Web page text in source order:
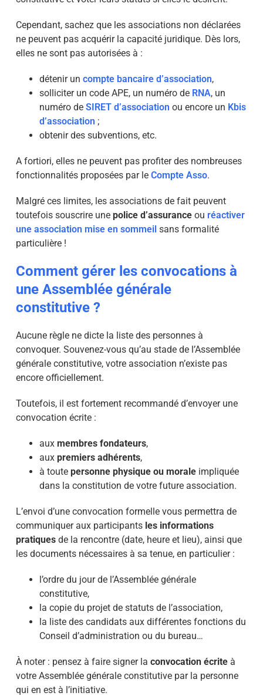
Cependant, sachez que les associations non déclarées
ne peuvent pas acquérir la capacité juridique. Dès lors,
elles ne sont pas autorisées à :
détenir un compte bancaire d’association,
solliciter un code APE, un numéro de RNA, un
numéro de SIRET d’association ou encore un Kbis
d’association ;
obtenir des subventions, etc.
A fortiori, elles ne peuvent pas profiter des nombreuses
fonctionnalités proposées par le Compte Asso.
Malgré ces limites, les associations de fait peuvent
toutefois souscrire une police d’assuranceou réactiver
une association mise en sommeilsans formalité
particulière !
Comment gérer les convocations à
une Assemblée générale
constitutive ?
Aucune règle ne dicte la liste des personnes à
convoquer. Souvenez-vous qu’au stade de l’Assemblée
générale constitutive, votre association n’existe pas
encore officiellement.
Toutefois, il est fortement recommandé d’envoyer une
convocation écrite :
aux membres fondateurs,
aux premiers adhérents,
à toute personne physique ou moraleimpliquée
dans la constitution de votre future association.
L’envoi d’une convocation formelle vous permettra de
communiquer aux participants les informations
pratiquesde la rencontre (date, heure et lieu), ainsi que
les documents nécessaires à sa tenue, en particulier :
l’ordre du jour de l’Assemblée générale
constitutive,
la copie du projet de statuts de l’association,
la liste des candidats aux différentes fonctions du
Conseil d’administration ou du bureau…
À noter : pensez à faire signer la convocation écriteà
votre Assemblée générale constitutive par la personne
qui en est à l’initiative.